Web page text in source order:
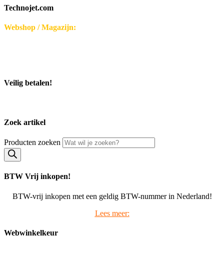
Technojet.com
Webshop / Magazijn:
Veilig betalen!
Zoek artikel
Producten zoeken
BTW Vrij inkopen!
BTW-vrij inkopen met een geldig BTW-nummer in Nederland!
Lees meer:
Webwinkelkeur